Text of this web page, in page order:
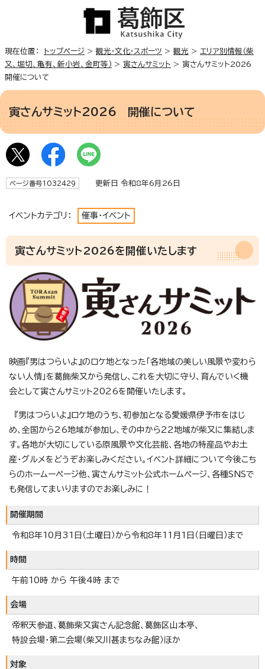
現在位置： トップページ > 観光・文化・スポーツ > 観光 > エリア別情報（柴
又、堀切、亀有、新小岩、金町等） > 寅さんサミット > 寅さんサミット2026
開催について
寅さんサミット2026 開催について
ページ番号1032429 更新日 令和8年6月26日
イベントカテゴリ： 催事・イベント
寅さんサミット2026を開催いたします
映画『男はつらいよ』のロケ地となった「各地域の美しい風景や変わら
ない人情」を葛飾柴又から発信し、これを大切に守り、育んでいく機
会として寅さんサミット2026を開催いたします。
『男はつらいよ』ロケ地のうち、初参加となる愛媛県伊予市をはじ
め、全国から26地域が参加し、その中から22地域が柴又に集結しま
す。各地が大切にしている原風景や文化芸能、各地の特産品やお土
産・グルメをどうぞお楽しみください。イベント詳細について今後こち
らのホームーページ他、寅さんサミット公式ホームページ、各種SNSで
も発信してまいりますのでお楽しみに！
開催期間
令和8年10月31日（土曜日）から令和8年11月1日（日曜日）まで
時間
午前10時 から 午後4時 まで
会場
帝釈天参道、葛飾柴又寅さん記念館、葛飾区山本亭、
特設会場・第二会場（柴又川甚まちなみ館）ほか
対象